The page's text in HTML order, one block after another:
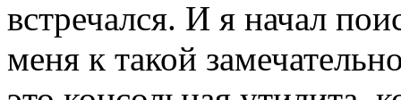
встречался. И я начал
меня к такой